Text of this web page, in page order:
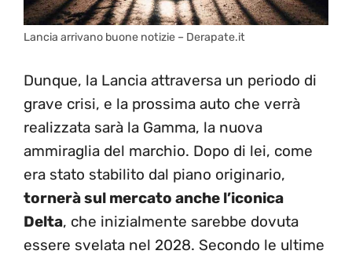
Lancia arrivano buone notizie – Derapate.it
Dunque, la Lancia attraversa un periodo di
grave crisi, e la prossima auto che verrà
realizzata sarà la Gamma, la nuova
ammiraglia del marchio. Dopo di lei, come
era stato stabilito dal piano originario,
tornerà sul mercato anche l’iconica
Delta, che inizialmente sarebbe dovuta
essere svelata nel 2028. Secondo le ultime